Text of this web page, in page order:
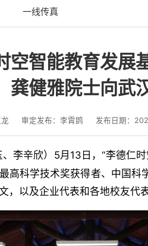
一线传真
空智能教育发展
龚健雅院士向武
审定发布：李霄鹍 发布日期：
李辛欣）5月13日，“李德仁
高科学技术奖获得者、中国
，以及企业代表和各地校友代